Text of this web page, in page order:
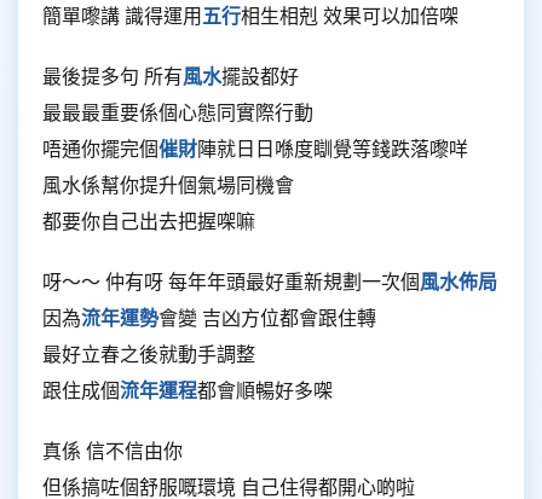
簡單嚟講 識得運用五行相生相剋 效果可以加倍㗎
最後提多句 所有風水擺設都好
最最最重要係個心態同實際行動
唔通你擺完個催財陣就日日喺度瞓覺等錢跌落嚟咩
風水係幫你提升個氣場同機會
都要你自己出去把握㗎嘛
呀～～ 仲有呀 每年年頭最好重新規劃一次個風水佈局
因為流年運勢會變 吉凶方位都會跟住轉
最好立春之後就動手調整
跟住成個流年運程都會順暢好多㗎
真係 信不信由你
但係搞咗個舒服嘅環境 自己住得都開心啲啦